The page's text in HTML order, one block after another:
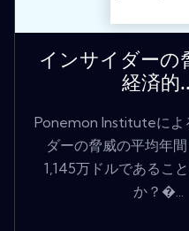
インサイダーの
経済的
Ponemon Instituteによ
ダーの脅威の平均年
1,145万ドルであるこ
か？�...